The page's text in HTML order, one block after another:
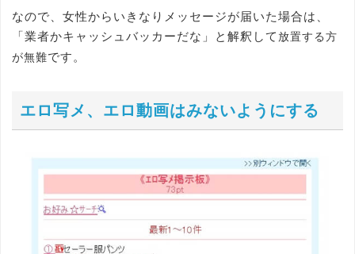
なので、女性からいきなりメッセージが届いた場合は、
「業者かキャッシュバッカーだな」と解釈して 放置する方
が無難です。
エロ写メ、エロ動画はみないようにする